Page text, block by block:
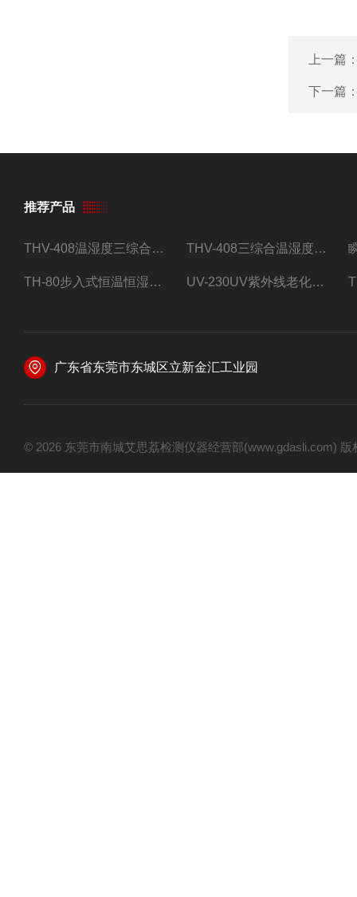
上一篇
下一篇
推荐产品
THV-408温湿度三综合试验箱 THV-408三综合温湿度振动试验箱
TH-80步入式恒温恒湿试验房 UV-230UV紫外线老化试验箱
广东省东莞市东城区立新金汇工业园
© 2026 东莞市南城艾思荔检测仪器经营部(www.gdasli.com)